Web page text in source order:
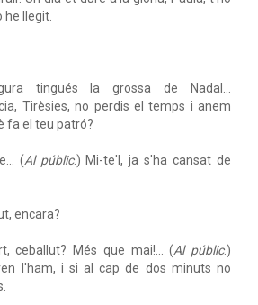
llegit.
tingués la grossa de Nadal...
Tirèsies, no perdis el temps i anem
fa el teu patró?
(Al públic.) Mi-te'l, ja s'ha cansat de
encara?
ceballut? Més que mai!... (Al públic.)
l'ham, i si al cap de dos minuts no